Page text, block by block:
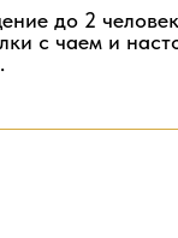
до 2
с чаем и